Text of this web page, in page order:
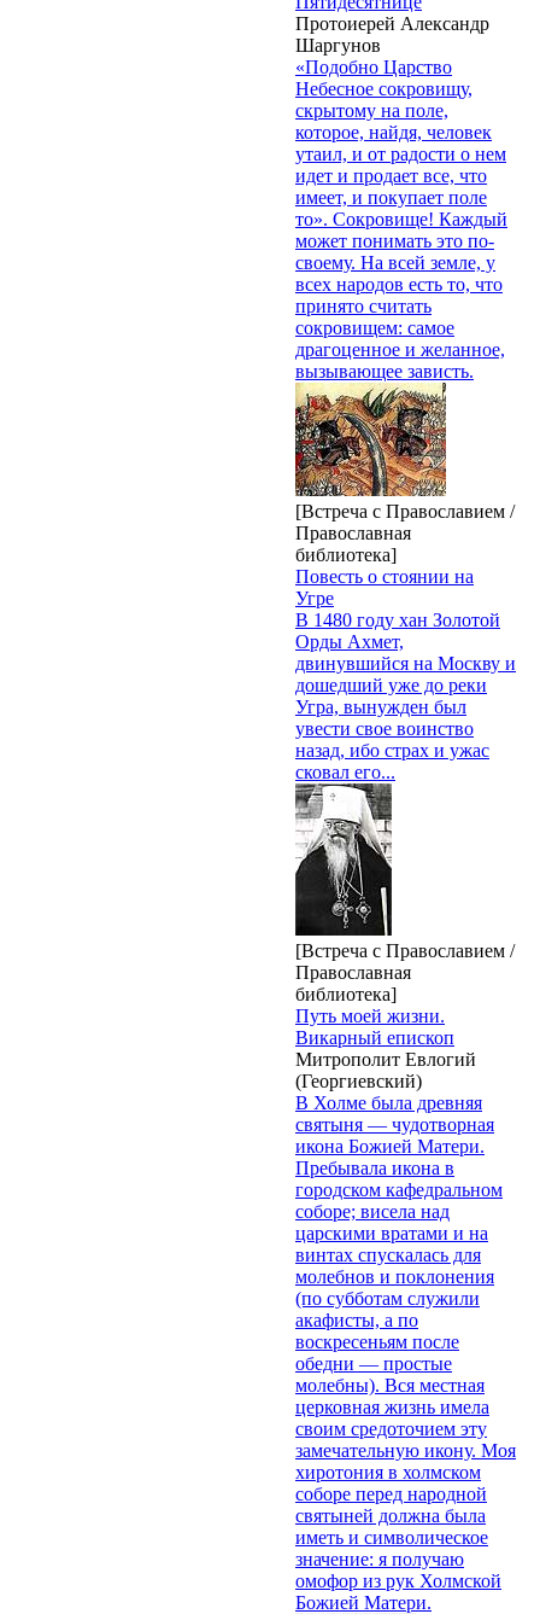
Протоиерей Александр
Шаргунов
«Подобно Царство
Небесное сокровищу,
скрытому на поле,
которое, найдя, человек
утаил, и от радости о нем
идет и продает все, что
имеет, и покупает поле
то». Сокровище! Каждый
может понимать это по-
своему. На всей земле, у
всех народов есть то, что
принято считать
сокровищем: самое
драгоценное и желанное,
вызывающее зависть.
[Встреча с Православием /
Православная
библиотека]
Повесть о стоянии на
Угре
В 1480 году хан Золотой
Орды Ахмет,
двинувшийся на Москву и
дошедший уже до реки
Угра, вынужден был
увести свое воинство
назад, ибо страх и ужас
сковал его...
[Встреча с Православием /
Православная
библиотека]
Путь моей жизни.
Викарный епископ
Митрополит Евлогий
(Георгиевский)
В Холме была древняя
святыня — чудотворная
икона Божией Матери.
Пребывала икона в
городском кафедральном
соборе; висела над
царскими вратами и на
винтах спускалась для
молебнов и поклонения
(по субботам служили
акафисты, а по
воскресеньям после
обедни — простые
молебны). Вся местная
церковная жизнь имела
своим средоточием эту
замечательную икону. Моя
хиротония в холмском
соборе перед народной
святыней должна была
иметь и символическое
значение: я получаю
омофор из рук Холмской
Божией Матери.